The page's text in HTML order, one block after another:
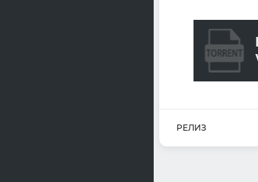
РЕЛИЗ